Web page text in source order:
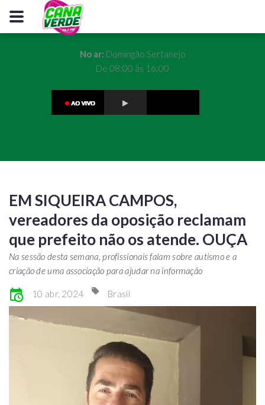
No ar: Domingão Sertanejo
De 08:00 às 16:00
EM SIQUEIRA CAMPOS,
vereadores da oposição reclamam
que prefeito não os atende. OUÇA
Na sessão desta semana, profissionais falam sobre autismo e a
criação de uma associação para ajudar na informação
10 abr, 2024 Brasil